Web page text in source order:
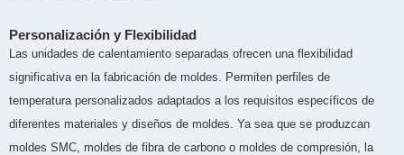
Personalización y Flexibilidad
Las unidades de calentamiento separadas ofrecen una flexibilidad
significativa en la fabricación de moldes. Permiten perfiles de
temperatura personalizados adaptados a los requisitos específicos de
diferentes materiales y diseños de moldes. Ya sea que se produzcan
moldes SMC, moldes de fibra de carbono o moldes de compresión, la